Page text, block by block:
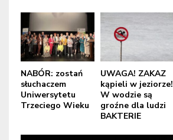
NABÓR: zostań
słuchaczem
Uniwersytetu
Trzeciego Wieku
UWAGA! ZAKAZ
kąpieli w jeziorze!
W wodzie są
groźne dla ludzi
BAKTERIE